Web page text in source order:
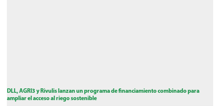
DLL, AGRI3 y Rivulis lanzan un programa de financiamiento combinado para
ampliar el acceso al riego sostenible